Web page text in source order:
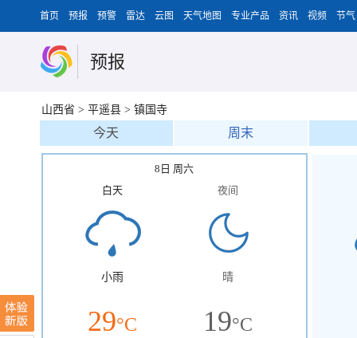
首页 预报 预警 雷达 云图 天气地图 专业产品 资讯 视频 节气
预报
山西省 > 平遥县 > 镇国寺
今天 周末
8日 周六
白天
小雨
29°C
夜间
晴
19°C